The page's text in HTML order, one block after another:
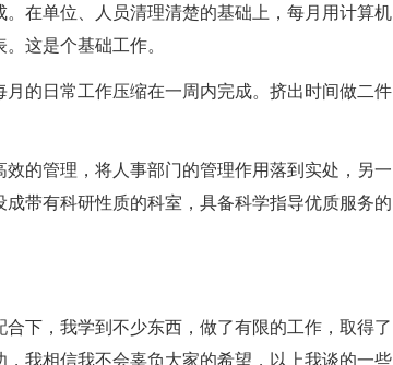
在单位、人员清理清楚的基础上，每月用计算机
这是个基础工作。
的日常工作压缩在一周内完成。挤出时间做二件
的管理，将人事部门的管理作用落到实处，另一
带有科研性质的科室，具备科学指导优质服务的
下，我学到不少东西，做了有限的工作，取得了
我相信我不会辜负大家的希望，以上我谈的一些